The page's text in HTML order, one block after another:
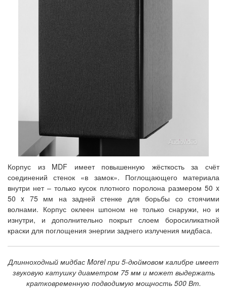
Корпус из MDF имеет повышенную жёсткость за счёт
соединений стенок «в замок». Поглощающего материала
внутри нет – только кусок плотного поролона размером 50 x
50 x 75 мм на задней стенке для борьбы со стоячими
волнами. Корпус оклеен шпоном не только снаружи, но и
изнутри, и дополнительно покрыт слоем боросиликатной
краски для поглощения энергии заднего излучения мидбаса.
Длинноходный мидбас Morel при 5-дюймовом калибре имеет
звуковую катушку диаметром 75 мм и может выдержать
кратковременную подводимую мощность 500 Вт.